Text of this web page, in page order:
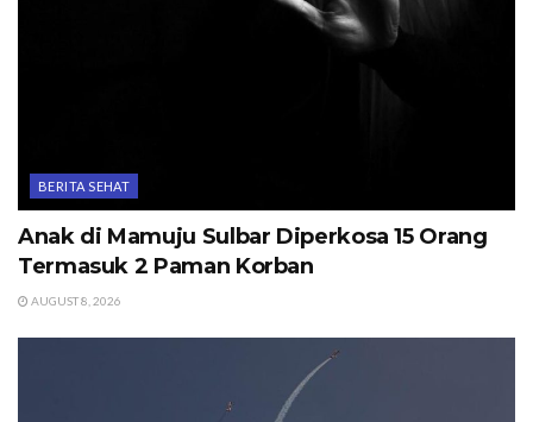
BERITA SEHAT
Anak di Mamuju Sulbar Diperkosa 15 Orang
Termasuk 2 Paman Korban
AUGUST 8, 2026